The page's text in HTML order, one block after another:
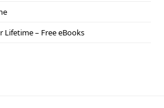
Lifetime – Free eBooks